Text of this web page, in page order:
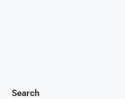
Search